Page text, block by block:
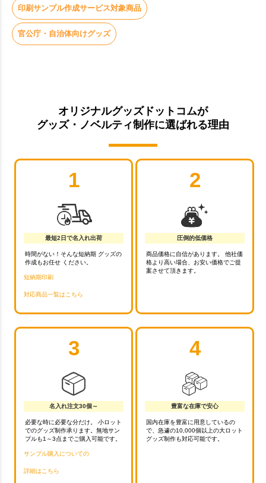
印刷サンプル作成サービス対象商品
官公庁・自治体向けグッズ
オリジナルグッズドットコムが
グッズ・ノベルティ制作に選ばれる理由
1
最短2日で名入れ出荷
時間がない！そんな短納期 グッズの
作成もお任せ ください。
短納期印刷
対応商品一覧はこちら
2
圧倒的低価格
商品価格に自信があります。 他社価
格より高い場合、お安い価格でご提
案させて頂きます。
3
名入れ注文30個～
必要な時に必要な分だけ。 小ロット
でのグッズ制作承ります。無地サン
プルも1～3点までご購入可能です。
サンプル購入についての
詳細はこちら
4
豊富な在庫で安心
国内在庫を豊富に用意しているの
で、急遽の10,000個以上の大ロット
グッズ制作も対応可能です。